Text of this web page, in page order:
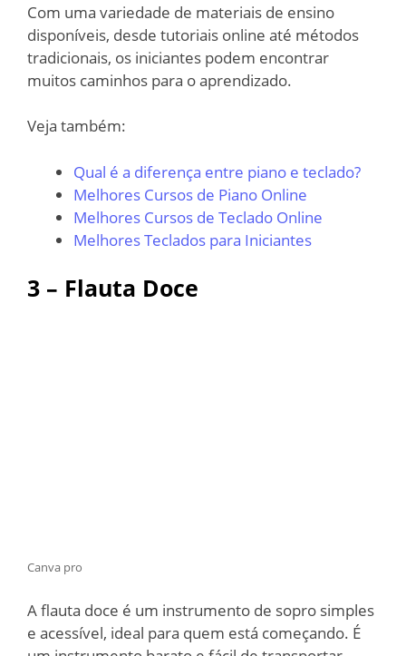
Com uma variedade de materiais de ensino
disponíveis, desde tutoriais online até métodos
tradicionais, os iniciantes podem encontrar
muitos caminhos para o aprendizado.
Veja também:
Qual é a diferença entre piano e teclado?
Melhores Cursos de Piano Online
Melhores Cursos de Teclado Online
Melhores Teclados para Iniciantes
3 – Flauta Doce
Canva pro
A flauta doce é um instrumento de sopro simples
e acessível, ideal para quem está começando. É